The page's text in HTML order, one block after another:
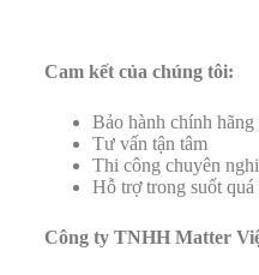
Cam kết của chúng tôi:
Bảo hành chính hãng
Tư vấn tận tâm
Thi công chuyên
Hỗ trợ trong suốt
Công ty TNHH Matter